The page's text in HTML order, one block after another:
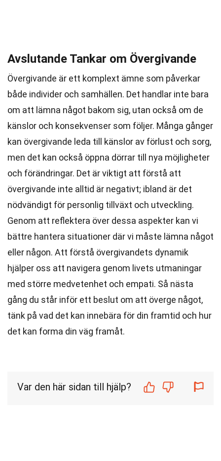
Avslutande Tankar om Övergivande
Övergivande är ett komplext ämne som påverkar
både individer och samhällen. Det handlar inte bara
om att lämna något bakom sig, utan också om de
känslor och konsekvenser som följer. Många gånger
kan övergivande leda till känslor av förlust och sorg,
men det kan också öppna dörrar till nya möjligheter
och förändringar. Det är viktigt att förstå att
övergivande inte alltid är negativt; ibland är det
nödvändigt för personlig tillväxt och utveckling.
Genom att reflektera över dessa aspekter kan vi
bättre hantera situationer där vi måste lämna något
eller någon. Att förstå övergivandets dynamik
hjälper oss att navigera genom livets utmaningar
med större medvetenhet och empati. Så nästa
gång du står inför ett beslut om att överge något,
tänk på vad det kan innebära för din framtid och hur
det kan forma din väg framåt.
Var den här sidan till hjälp?